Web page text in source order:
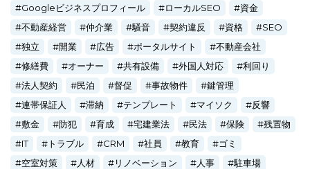
Googleビジネスプロフィール
ローカルSEO
資金
不動産経営
仲介業 騒音 契約違反 資格
SEO
独立
開業 広告 ポータルサイト
不動産会社
修繕費
オーナー 共有設備 外国人対応
利回り
法人契約
民泊 督促 事故物件
鍵管理
連帯保証人
滞納 テンプレート マイソク
反響
敷金
防犯 育成 宅建業法 民法 保険
残置物
IT
トラブル CRM 社員 教育
ゴミ
空室対策
人材 リノベーション 人事
駐車場